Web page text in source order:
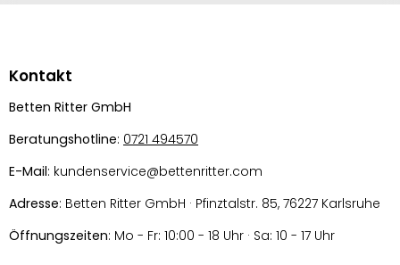
Kontakt
Betten Ritter GmbH
Beratungshotline: 0721 494570
E-Mail: kundenservice@bettenritter.com
Adresse: Betten Ritter GmbH · Pfinztalstr. 85, 76227 Karlsruhe
Öffnungszeiten: Mo - Fr: 10:00 - 18 Uhr · Sa: 10 - 17 Uhr